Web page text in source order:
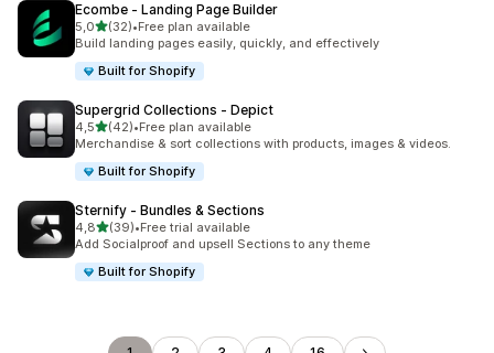
Ecombe ‑ Landing Page Builder
5,0/ 5 tähteä
(32)
32 arvostelua yhteensä
•Free plan available
Build landing pages easily, quickly, and effectively
Built for Shopify
Supergrid Collections ‑ Depict
4,5/ 5 tähteä
(42)
42 arvostelua yhteensä
•Free plan available
Merchandise & sort collections with products, images & videos.
Built for Shopify
Sternify ‑ Bundles & Sections
4,8/ 5 tähteä
(39)
39 arvostelua yhteensä
•Free trial available
Add Socialproof and upsell Sections to any theme
Built for Shopify